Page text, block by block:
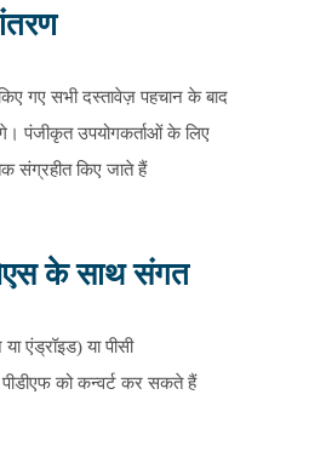
गए सभी दस्तावेज़ पहचान के बाद
पंजीकृत उपयोगकर्ताओं के लिए
संग्रहीत किए जाते हैं
के साथ संगत
एंड्रॉइड) या पीसी
को कन्वर्ट कर सकते हैं